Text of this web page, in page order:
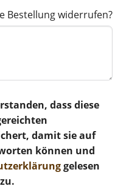
Bestellung widerrufen?
dass diese
damit sie auf
können und
gelesen